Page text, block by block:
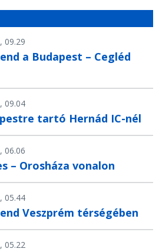
09.29
a Budapest – Cegléd
09.04
tartó Hernád IC-nél
06.06
– Orosháza vonalon
05.44
Veszprém térségében
05.22